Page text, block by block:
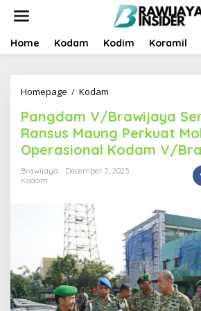
t
Home Kodam Kodim Koramil
Homepage / Kodam
n
g
d
a
m
j
a
y
a
Pangdam V/Brawijaya
Ransus Maung Perkuat
Operasional Kodam V/
Brawijaya
December 2, 2025
Kodam